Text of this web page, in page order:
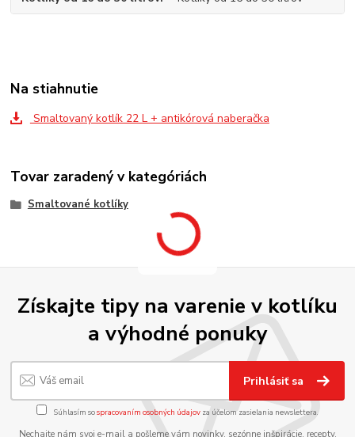
Na stiahnutie
Smaltovaný kotlík 22 L + antikórová naberačka
Tovar zaradený v kategóriách
Smaltované kotlíky
Získajte tipy na varenie v kotlíku
a výhodné ponuky
Prihlásiť sa
Súhlasím sospracovaním osobných údajov za účelom zasielania newslettera.
Nechajte nám svoj e-mail a pošleme vám novinky, sezónne inšpirácie, recepty,